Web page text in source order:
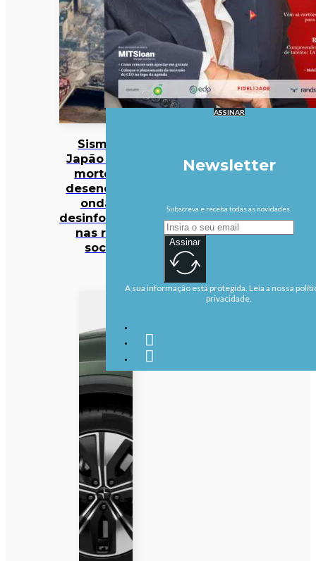
Sismo no
Japão faz 38
mortos… e
desencadeia
onda de
desinformação
nas redes
sociais
ASSINAR
Newsletter
Subscreva e receba todas as novidades.
Assinar
A sua informação está protegida. Leia a nossa
privacidade.